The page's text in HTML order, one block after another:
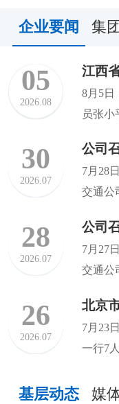
企业要闻 集
05
2026.08
8月5日
员张小
30
2026.07
7月28
交通公
28
2026.07
公司
7月27
交通公
26
2026.07
7月23
一行7
基层动态 媒